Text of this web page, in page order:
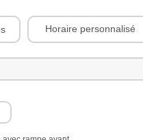
Horaire personnalisé